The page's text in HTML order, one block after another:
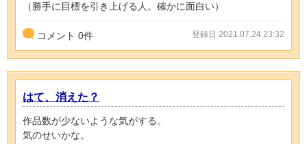
（勝手に目標を引き上げる人。確かに面白い）
コメント 0件 登録日 2021.07.24 23:32
はて、消えた？
作品数が少ないような気がする。
気のせいかな。